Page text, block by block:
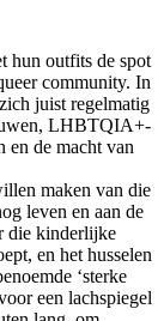
hun outfits de spot
community. In
juist regelmatig
LHBTQIA+-
en de macht van
maken van die
leven en aan de
die kinderlijke
en het husselen
‘sterke
een lachspiegel